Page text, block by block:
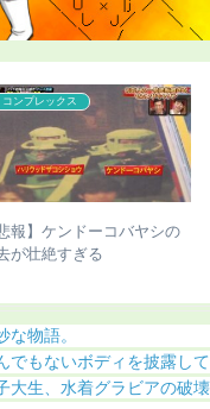
コンプレックス
悲報】ケンドーコバヤシの
が壮絶すぎる
物語。
でもないボディを披露し
大生、水着グラビアの破壊